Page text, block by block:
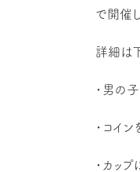
で開催し
詳細は
・男の
・コイ
・カップ